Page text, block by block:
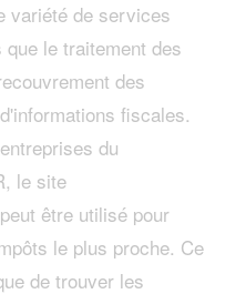
variété de services
le traitement des
des
fiscales.
du
le site
être utilisé pour
le plus proche. Ce
de trouver les